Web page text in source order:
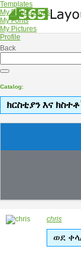
Templates
My Publications
My Fonts
My Pictures
Profile
Back
Catalog:
ክርስቲያን እና
chris
ወደ